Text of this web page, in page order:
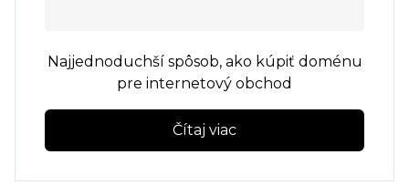
Najjednoduchší spôsob, ako kúpiť doménu
pre internetový obchod
Čítaj viac